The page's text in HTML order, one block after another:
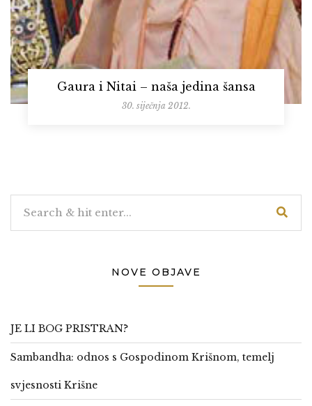
Gaura i Nitai – naša jedina šansa
30. siječnja 2012.
NOVE OBJAVE
JE LI BOG PRISTRAN?
Sambandha: odnos s Gospodinom Krišnom, temelj
svjesnosti Krišne